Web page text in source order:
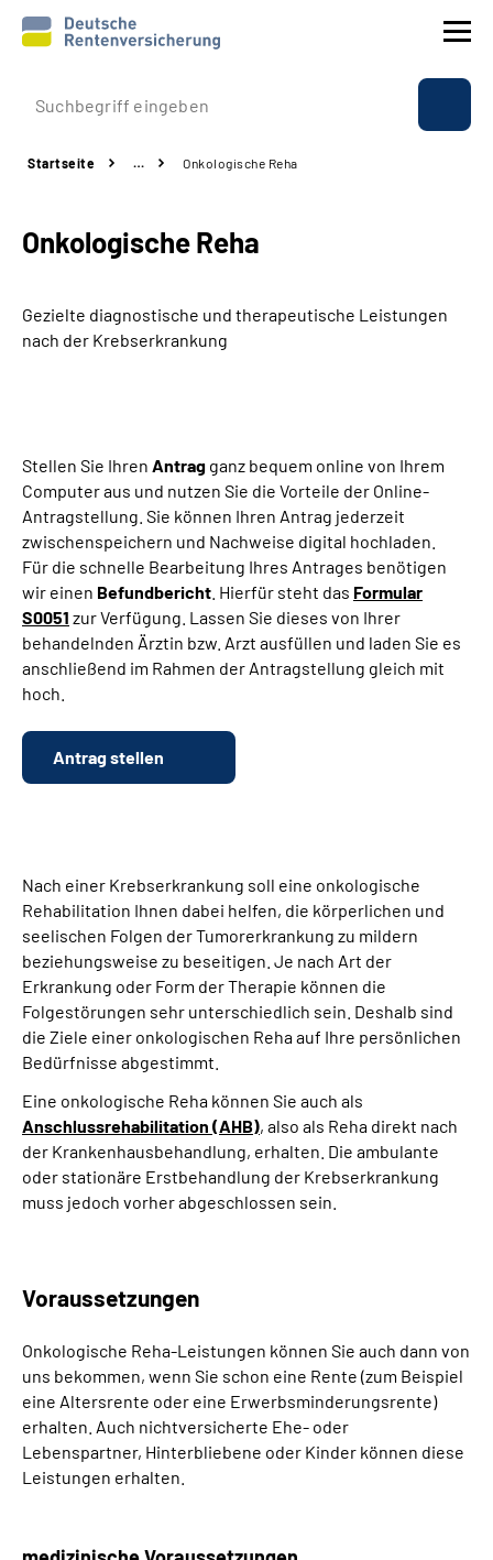
Prävention
Rente
Beratung & Kontakt
Online-Services
Suche
Language
Inhalte in Gebärdensprache (DGS)
Startseite … Onkologische Reha
Onkologische Reha
Gezielte diagnostische und therapeutische Leistungen
nach der Krebserkrankung
Stellen Sie Ihren Antrag ganz bequem online von Ihrem
Computer aus und nutzen Sie die Vorteile der Online-
Antragstellung. Sie können Ihren Antrag jederzeit
zwischenspeichern und Nachweise digital hochladen.
Für die schnelle Bearbeitung Ihres Antrages benötigen
wir einen Befundbericht . Hierfür steht das Formular
S0051 zur Verfügung. Lassen Sie dieses von Ihrer
behandelnden Ärztin bzw. Arzt ausfüllen und laden Sie es
anschließend im Rahmen der Antragstellung gleich mit
hoch.
Antrag stellen
Nach einer Krebserkrankung soll eine onkologische
Rehabilitation Ihnen dabei helfen, die körperlichen und
seelischen Folgen der Tumorerkrankung zu mildern
beziehungsweise zu beseitigen. Je nach Art der
Erkrankung oder Form der Therapie können die
Folgestörungen sehr unterschiedlich sein. Deshalb sind
die Ziele einer onkologischen Reha auf Ihre persönlichen
Bedürfnisse abgestimmt.
Eine onkologische Reha können Sie auch als
Anschlussrehabilitation (AHB), also als Reha direkt nach
der Krankenhausbehandlung, erhalten. Die ambulante
oder stationäre Erstbehandlung der Krebserkrankung
muss jedoch vorher abgeschlossen sein.
Voraussetzungen
Onkologische Reha-Leistungen können Sie auch dann von
uns bekommen, wenn Sie schon eine Rente (zum Beispiel
eine Altersrente oder eine Erwerbsminderungsrente)
erhalten. Auch nichtversicherte Ehe- oder
Lebenspartner, Hinterbliebene oder Kinder können diese
Leistungen erhalten.